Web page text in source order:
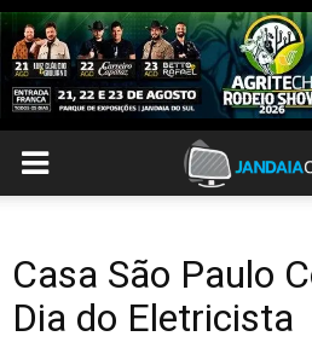
Casa São Paulo
Dia do Eletricista